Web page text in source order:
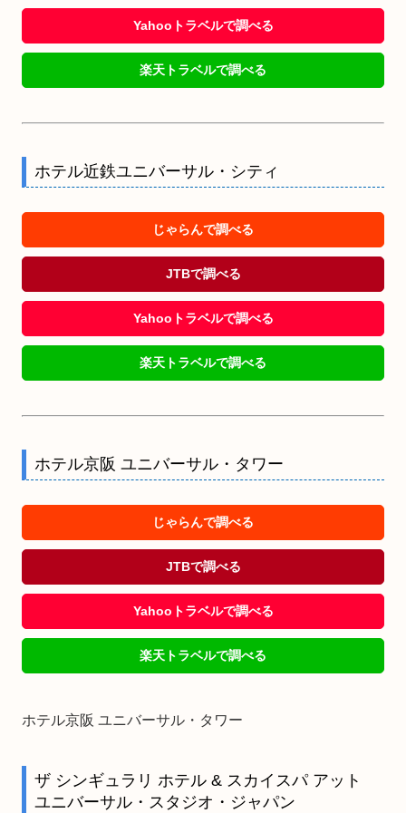
Yahooトラベルで調べる
楽天トラベルで調べる
ホテル近鉄ユニバーサル・シティ
じゃらんで調べる
JTBで調べる
Yahooトラベルで調べる
楽天トラベルで調べる
ホテル京阪 ユニバーサル・タワー
じゃらんで調べる
JTBで調べる
Yahooトラベルで調べる
楽天トラベルで調べる
ホテル京阪 ユニバーサル・タワー
ザ シンギュラリ ホテル & スカイスパ アット
ユニバーサル・スタジオ・ジャパン